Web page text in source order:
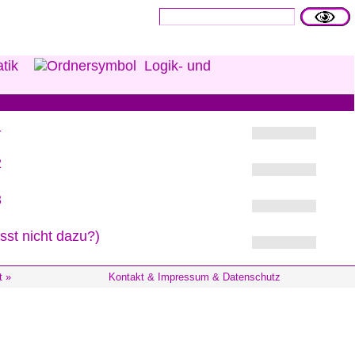
Logik- und
nicht dazu?)
» Kontakt & Impressum & Datenschutz